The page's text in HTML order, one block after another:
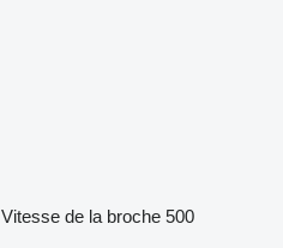
Vitesse de la broche 500